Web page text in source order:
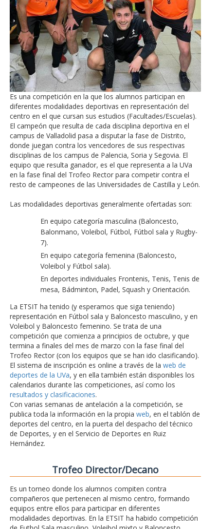
Es una competición en la que los alumnos participan en
diferentes modalidades deportivas en representación del
centro en el que cursan sus estudios (Facultades/Escuelas).
El campeón que resulta de cada disciplina deportiva en el
campus de Valladolid pasa a disputar la fase de Distrito,
donde juegan contra los vencedores de sus respectivas
disciplinas de los campus de Palencia, Soria y Segovia. El
equipo que resulta ganador, es el que representa a la UVa
en la fase final del Trofeo Rector para competir contra el
resto de campeones de las Universidades de Castilla y León.
Las modalidades deportivas generalmente ofertadas son:
En equipo categoría masculina (Baloncesto,
Balonmano, Voleibol, Fútbol, Fútbol sala y Rugby-
7).
En equipo categoría femenina (Baloncesto,
Voleibol y Fútbol sala).
En deportes individuales Frontenis, Tenis, Tenis de
mesa, Bádminton, Padel, Squash y Orientación.
La ETSIT ha tenido (y esperamos que siga teniendo)
representación en Fútbol sala y Baloncesto masculino, y en
Voleibol y Baloncesto femenino. Se trata de una
competición que comienza a principios de octubre, y que
termina a finales del mes de marzo con la fase final del
Trofeo Rector (con los equipos que se han ido clasificando).
El sistema de inscripción es online a través de la web de
deportes de la UVa, y en ella también están disponibles los
calendarios durante las competiciones, así como los
resultados y clasificaciones.
Con varias semanas de antelación a la competición, se
publica toda la información en la propia web, en el tablón de
deportes del centro, en la puerta del despacho del técnico
de Deportes, y en el Servicio de Deportes en Ruiz
Hernández.
Trofeo Director/Decano
Es un torneo donde los alumnos compiten contra
compañeros que pertenecen al mismo centro, formando
equipos entre ellos para participar en diferentes
modalidades deportivas. En la ETSIT ha habido competición